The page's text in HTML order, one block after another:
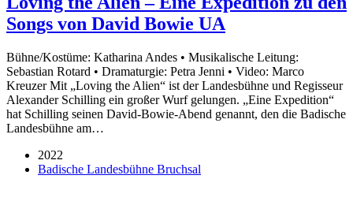
Songs von David Bowie UA
Bühne/Kostüme: Katharina Andes • Musikalische Leitung:
Sebastian Rotard • Dramaturgie: Petra Jenni • Video: Marco
Kreuzer Mit „Loving the Alien“ ist der Landesbühne und Regisseur
Alexander Schilling ein großer Wurf gelungen. „Eine Expedition“
hat Schilling seinen David-Bowie-Abend genannt, den die Badische
Landesbühne am…
2022
Badische Landesbühne Bruchsal